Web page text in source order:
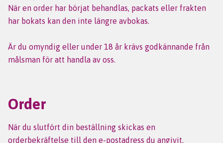
När en order har börjat behandlas, packats eller frakten
har bokats kan den inte längre avbokas.
Är du omyndig eller under 18 år krävs godkännande från
målsman för att handla av oss.
Order
När du slutfört din beställning skickas en
orderbekräftelse till den e-postadress du angivit.